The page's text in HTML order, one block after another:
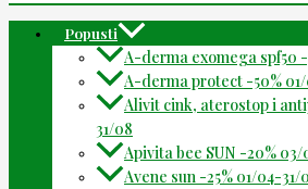
Popusti
A-derma exomega spf50 -
A-derma protect -50% 01/
Alivit cink, aterostop i
31/08
Apivita bee SUN -20%
Avene sun -25% 01/04-31/